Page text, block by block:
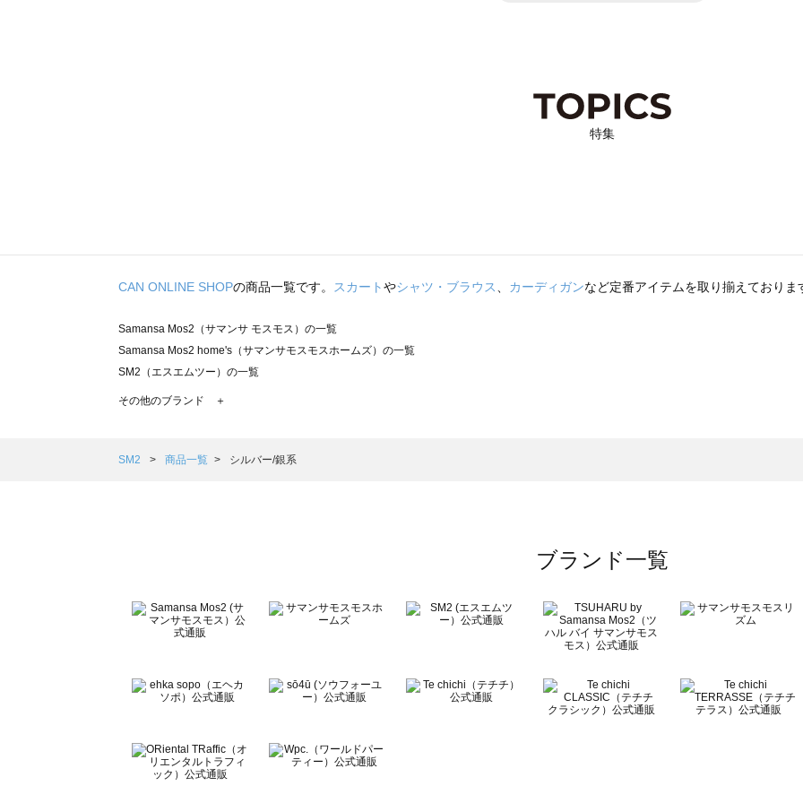
特集
CAN ONLINE SHOPの商品一覧です。 スカートやシャツ・ブラウス、 カーディガンなど定番アイテムを取り揃えておりま
Samansa Mos2（サマンサ モスモス）の一覧
Samansa Mos2 home's（サマンサモスモスホームズ）の一覧
SM2（エスエムツー）の一覧
TSUHARU by Samansa Mos2（ツハルバイサマンサモスモス）の一覧
Samansa Mos2 Lagom（サマンサモスモス ラーゴム）の一覧
BETTY'S BLUE（べティーズブルー）の一覧
Wpc.（ワールドパーティー）の一覧
その他のブランド ＋
SM2 商品一覧 シルバー/銀系
ブランド一覧